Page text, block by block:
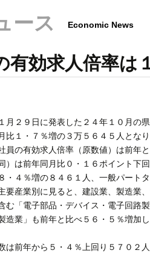
ース Economic News
有効求人倍率は
２９日に発表した２４年１０月の
１・７％増の３万５６４５人とな
員の有効求人倍率（原数値）は前年
は前年同月比０・１６ポイント下
・４％増の８４６１人、一般パート
産業別に見ると、建設業、製造業
む「電子部品・デバイス・電子回路
造業」も前年と比べ５６・５％増
前年から５・４％上回り５７０２